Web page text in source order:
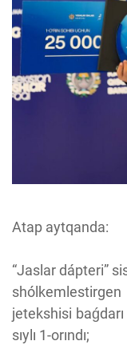
Atap aytqanda:
“Jaslar dápteri”
jetekshisi
sıylı 1-orındı;